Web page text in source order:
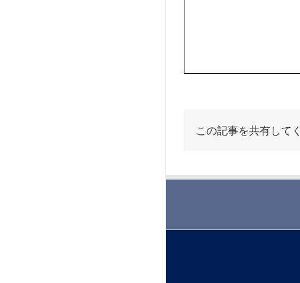
この記事を共有して